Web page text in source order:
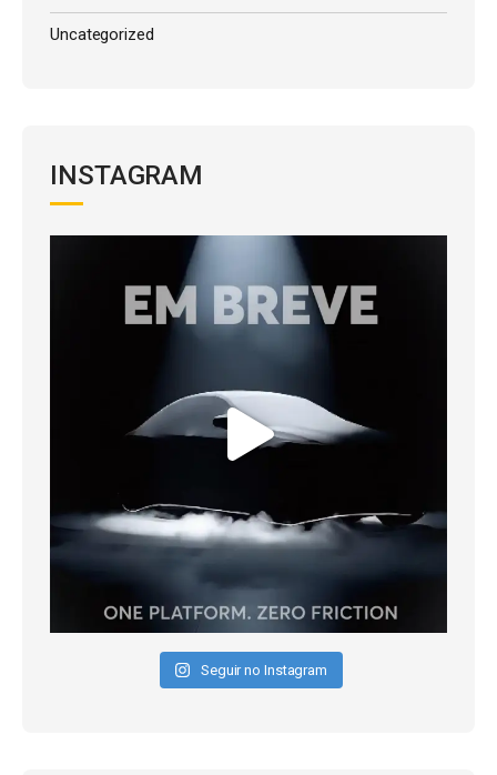
Uncategorized
INSTAGRAM
Seguir no Instagram